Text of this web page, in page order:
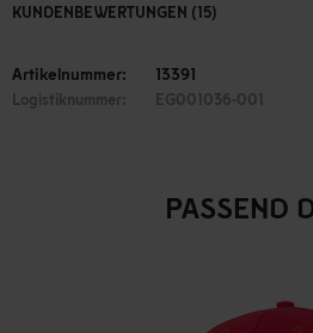
KUNDENBEWERTUNGEN (15)
Artikelnummer: 13391
Logistiknummer: EG001036-001
PASSEND